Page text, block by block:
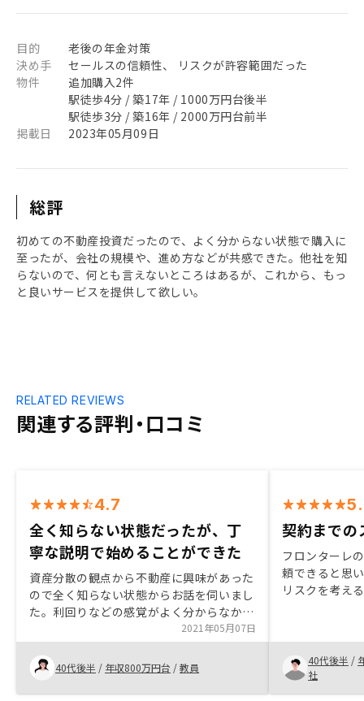
目的
老後の年金対策
決め手
セールスの信頼性、 リスクが許容範囲だった
物件
追加購入2件
駅徒歩4分 / 築17年 / 1000万円台後半
駅徒歩3分 / 築16年 / 2000万円台前半
掲載日
2023年05月09日
総評
初めての不動産投資だったので、よく分からない状態で購入に
至ったが、会社の規模や、進め方などが共感できた。他社を知
らないので、何とも言えないところはあるが、これから、もっ
と良いサービスを提供して欲しい。
関連する評判・口コミ
RELATED REVIEWS
4.7
全く知らない状態だったが、丁
寧な説明で始めることができた
資産分散の観点から不動産に興味があった
ので全く知らない状態からお話を伺いまし
た。利回りなどの感覚がよく分からなかっ
たが、丁寧にご説明いただけたことが良か
ったです。
2021年05月07日
40代後半 / 年収800万円台 /教員
契約までの
フロンターレ
頼できると思
リスクを考え
での手続きの
ローンや年収
らい得られて
選べるような
40代後半 /
社